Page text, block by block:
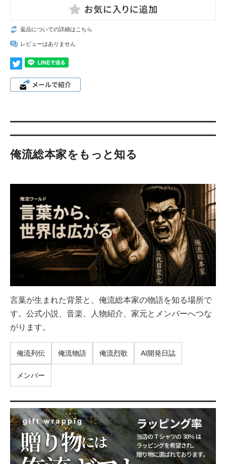
返品についての詳細はこちら
レビューはありません
俺流総本家をもっと知る
言葉が生まれた背景と、俺流総本家の物語を知る場所で
す。公式小説、音楽、人物紹介、家元とメンバーへつな
がります。
俺流列伝 俺流物語 俺流烈歌 AI開発日誌
メンバー